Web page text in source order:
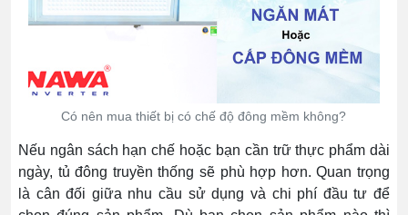
Có nên mua thiết bị có chế độ đông mềm không?
Nếu ngân sách hạn chế hoặc bạn cần trữ thực phẩm dài
ngày, tủ đông truyền thống sẽ phù hợp hơn. Quan trọng
là cân đối giữa nhu cầu sử dụng và chi phí đầu tư để